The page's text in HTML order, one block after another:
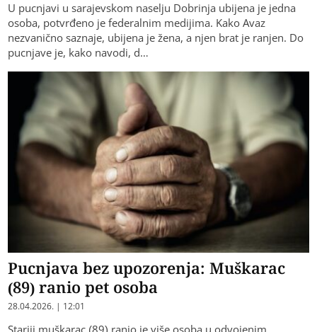
U pucnjavi u sarajevskom naselju Dobrinja ubijena je jedna
osoba, potvrđeno je federalnim medijima. Kako Avaz
nezvanično saznaje, ubijena je žena, a njen brat je ranjen. Do
pucnjave je, kako navodi, d…
Pucnjava bez upozorenja: Muškarac
(89) ranio pet osoba
28.04.2026. | 12:01
Stariji muškarac (89) ranio je više osoba u odvojenim